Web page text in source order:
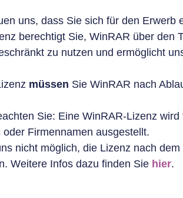
uns, dass Sie sich für den Erwerb
berechtigt Sie, WinRAR über den
zu nutzen und ermöglicht
müssen Sie WinRAR nach
Sie: Eine WinRAR-Lizenz
oder Firmennamen ausgestellt.
nicht möglich, die Lizenz nach
Weitere Infos dazu finden Sie hier.